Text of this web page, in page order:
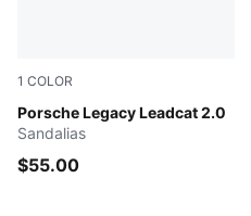
1 COLOR
Porsche Legacy Leadcat 2.0
PUMA Black-Amarena
Sandalias
$55.00